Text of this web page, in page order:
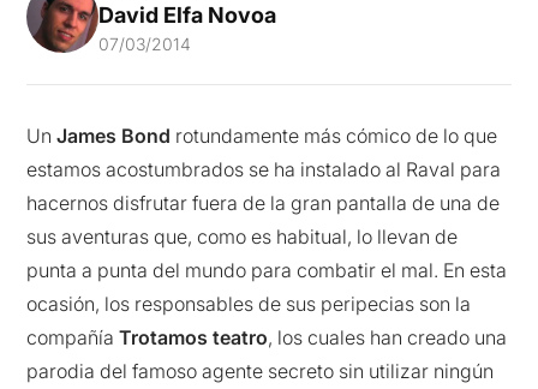
David Elfa Novoa
07/03/2014
UnJames Bond rotundamente más cómico de lo que
estamos acostumbrados se ha instalado al Raval para
hacernos disfrutar fuera de la gran pantalla de una de
sus aventuras que, como es habitual, lo llevan de
punta a punta del mundo para combatir el mal. En esta
ocasión, los responsables de sus peripecias son la
compañíaTrotamos teatro, los cuales han creado una
parodia del famoso agente secreto sin utilizar ningún